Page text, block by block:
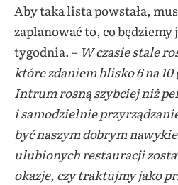
Aby taka lista powstała,
zaplanować to, co będziemy
tygodnia. – W czasie stale
które zdaniem blisko 6 na
Intrum rosną szybciej niż
i samodzielnie
być naszym dobrym
ulubionych restauracji
okazje, czy traktujmy jako